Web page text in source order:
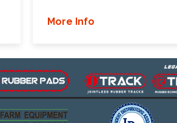
More Info